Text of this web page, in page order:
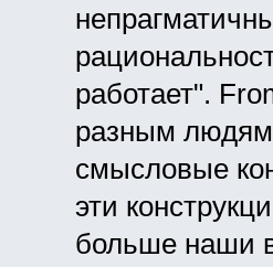
работает".
разным
смысловые
эти
больше наши